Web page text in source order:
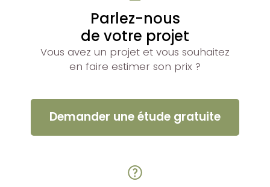
Parlez-nous
de votre projet
Vous avez un projet et vous souhaitez
en faire estimer son prix ?
Demander une étude gratuite